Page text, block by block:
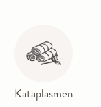
Kataplasmen